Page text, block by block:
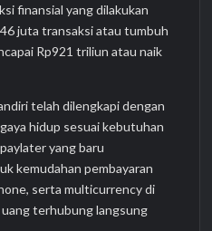
finansial yang dilakukan
juta transaksi atau tumbuh
Rp921 triliun atau naik
telah dilengkapi dengan
hidup sesuai kebutuhan
yang baru
kemudahan pembayaran
serta multicurrency di
terhubung langsung